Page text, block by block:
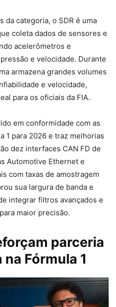
da categoria, o SDR é uma
coleta dados de sensores e
acelerômetros e
e velocidade. Durante
armazena grandes volumes
e velocidade,
para os oficiais da FIA.
em conformidade com as
1 para 2026 e traz melhorias
dez interfaces CAN FD de
Automotive Ethernet e
com taxas de amostragem
sua largura de banda e
integrar filtros avançados e
maior precisão.
parceria
Fórmula 1